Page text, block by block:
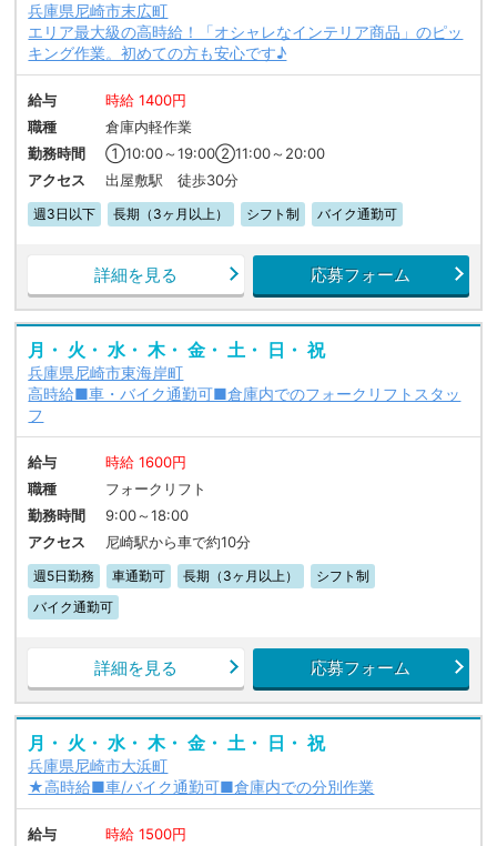
兵庫県尼崎市末広町
エリア最大級の高時給！「オシャレなインテリア商品」のピッ
キング作業。初めての方も安心です♪
給与
時給 1400円
職種
倉庫内軽作業
勤務時間
①10:00～19:00②11:00～20:00
アクセス
出屋敷駅 徒歩30分
週3日以下 長期（3ヶ月以上） シフト制 バイク通勤可
詳細を見る 応募フォーム
月・ 火・ 水・ 木・ 金・ 土・ 日・ 祝
兵庫県尼崎市東海岸町
高時給■車・バイク通勤可■倉庫内でのフォークリフトスタッ
フ
給与
時給 1600円
職種
フォークリフト
勤務時間
9:00～18:00
アクセス
尼崎駅から車で約10分
週5日勤務 車通勤可 長期（3ヶ月以上）
シフト制
バイク通勤可
詳細を見る 応募フォーム
月・ 火・ 水・ 木・ 金・ 土・ 日・ 祝
兵庫県尼崎市大浜町
★高時給■車/バイク通勤可■倉庫内での分別作業
給与 時給 1500円